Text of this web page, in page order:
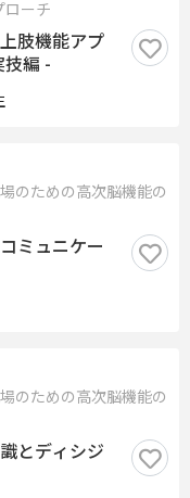
ローチ
肢機能アプ
技編 -
のための高次脳機能の
ミュニケー
のための高次脳機能の
とディシジ